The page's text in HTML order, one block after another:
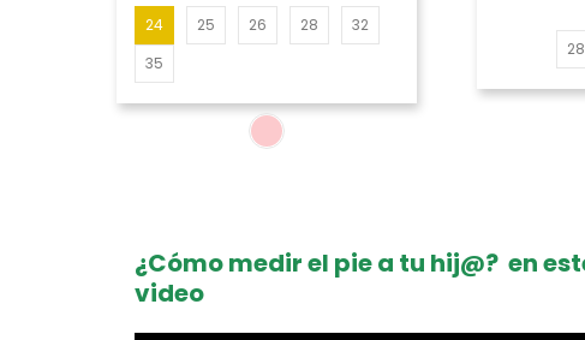
24 25 26 28
32
35
28
¿Cómo medir el pie a tu hij@? en
video